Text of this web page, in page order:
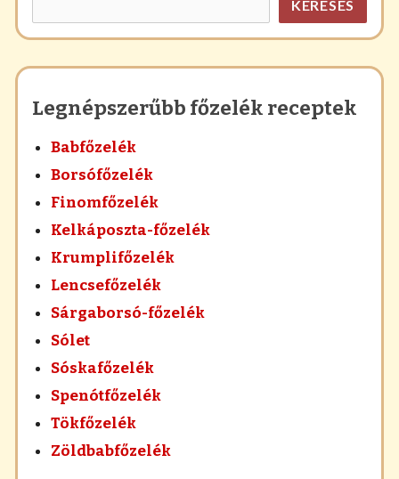
KERESÉS
Legnépszerűbb főzelék receptek
Babfőzelék
Borsófőzelék
Finomfőzelék
Kelkáposzta-főzelék
Krumplifőzelék
Lencsefőzelék
Sárgaborsó-főzelék
Sólet
Sóskafőzelék
Spenótfőzelék
Tökfőzelék
Zöldbabfőzelék